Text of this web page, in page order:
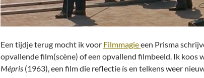
Een tijdje terug mocht ik voor Filmmagieeen Prisma
opvallende film(scène) of een opvallend filmbeeld. Ik koos
Mépris (1963), een film die reflectie ís en telkens weer